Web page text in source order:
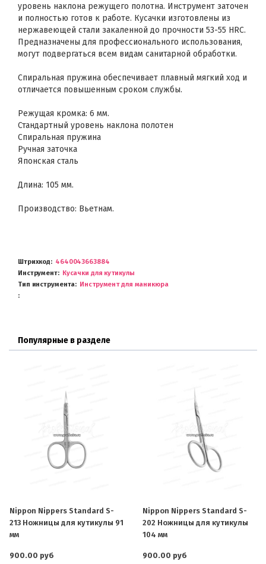
уровень наклона режущего полотна. Инструмент заточен
и полностью готов к работе. Кусачки изготовлены из
нержавеющей стали закаленной до прочности 53-55 HRC.
Предназначены для профессионального использования,
могут подвергаться всем видам санитарной обработки.
Спиральная пружина обеспечивает плавный мягкий ход и
отличается повышенным сроком службы.
Режущая кромка: 6 мм.
Стандартный уровень наклона полотен
Спиральная пружина
Ручная заточка
Японская сталь
Длина: 105 мм.
Производство: Вьетнам.
Штрихкод
4640043663884
Инструмент
Кусачки для кутикулы
Тип инструмента
Инструмент для маникюра
Популярные в разделе
Nippon Nippers Standard S-
213 Ножницы для кутикулы 91
мм
900.00 руб
Nippon Nippers Standard S-
202 Ножницы для кутикулы
104 мм
900.00 руб